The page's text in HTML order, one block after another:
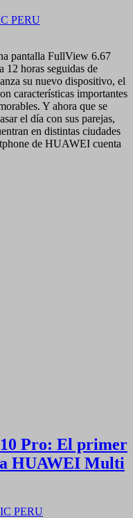
PERU
pantalla FullView 6.67
12 horas seguidas de
su nuevo dispositivo, el
características importantes
Y ahora que se
el día con sus parejas,
en distintas ciudades
de HUAWEI cuenta
Pro: El primer
HUAWEI Multi
PERU